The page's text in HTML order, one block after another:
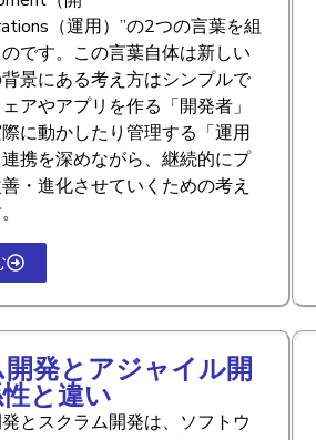
（運用）”の2つの言葉を組
です。この言葉自体は新しい
景にある考え方はシンプルで
アやアプリを作る「開発者」
に動かしたり管理する「運用
携を深めながら、継続的にプ
・進化させていくための考え
発とアジャイル開
と違い
とスクラム開発は、ソフトウ